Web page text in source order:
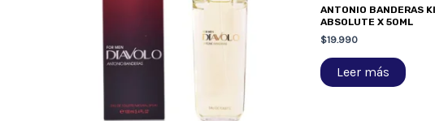
ANTONIO BANDERAS
ABSOLUTE X 50ML
$19.990
Leer más